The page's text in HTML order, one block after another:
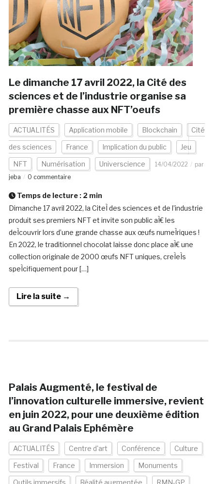
Le dimanche 17 avril 2022, la Cité des
sciences et de l’industrie organise sa
première chasse aux NFT’oeufs
ACTUALITÉS Application mobile Blockchain Cité
des sciences France Implication du public Jeu
NFT Numérisation Universcience 14/04/2022
par
jeba
0 commentaire
Temps de lecture : 2 min
Dimanche 17 avril 2022, la CiteÌ des sciences et de l’industrie
produit ses premiers NFT et invite son public aÌ€ les
deÌcouvrir lors d’une grande chasse aux œufs numeÌriques !
En 2022, le traditionnel chocolat laisse donc place aÌ€ une
collection originale de 2000 œufs NFT uniques, creÌeÌs
speÌcifiquement pour […]
Lire la suite →
Palais Augmenté, le festival de
l’innovation culturelle immersive, revient
en juin 2022, pour une deuxième édition
au Grand Palais Ephémère
ACTUALITÉS Centre d'art Conférence Culture
Festival France Immersion Monuments